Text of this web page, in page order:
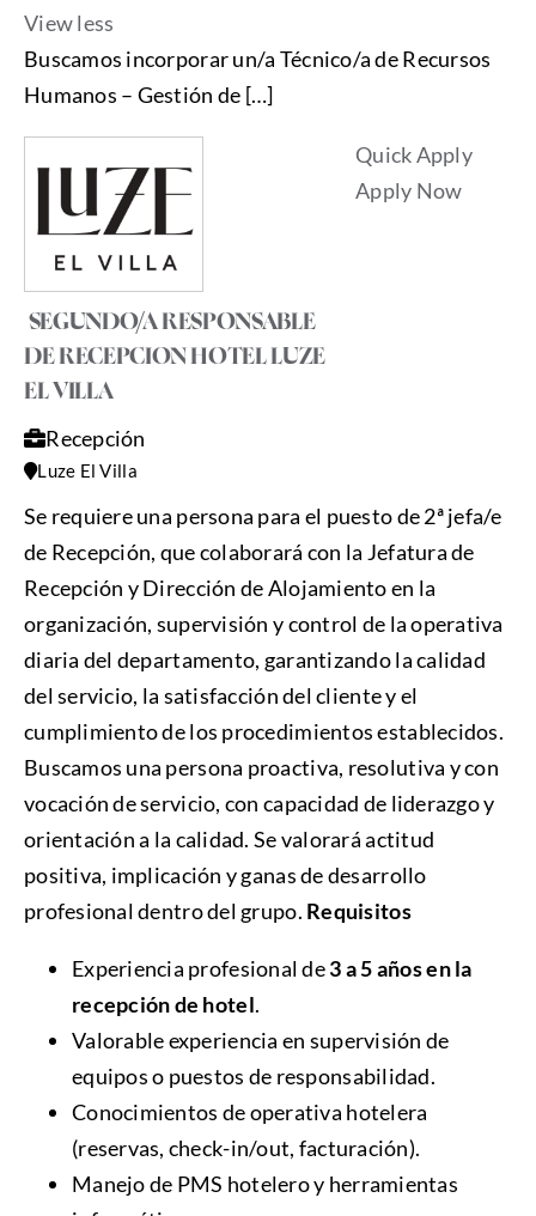
View less
Buscamos incorporar un/a Técnico/a de Recursos
Humanos – Gestión de […]
SEGUNDO/A RESPONSABLE
DE RECEPCION HOTEL LUZE
EL VILLA
Quick Apply
Apply Now
Recepción
Luze El Villa
Se requiere una persona para el puesto de 2ª jefa/e
de Recepción, que colaborará con la Jefatura de
Recepción y Dirección de Alojamiento en la
organización, supervisión y control de la operativa
diaria del departamento, garantizando la calidad
del servicio, la satisfacción del cliente y el
cumplimiento de los procedimientos establecidos.
Buscamos una persona proactiva, resolutiva y con
vocación de servicio, con capacidad de liderazgo y
orientación a la calidad. Se valorará actitud
positiva, implicación y ganas de desarrollo
profesional dentro del grupo. Requisitos
Experiencia profesional de3 a 5 años en la
recepción de hotel.
Valorable experiencia en supervisión de
equipos o puestos de responsabilidad.
Conocimientos de operativa hotelera
(reservas, check-in/out, facturación).
Manejo de PMS hotelero y herramientas